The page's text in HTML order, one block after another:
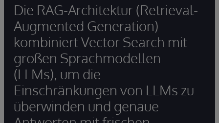
Die RAG-Architektur (Retrieval-
Augmented Generation)
kombiniert Vector Search mit
großen Sprachmodellen
(LLMs), um die
Einschränkungen von LLMs zu
überwinden und genaue